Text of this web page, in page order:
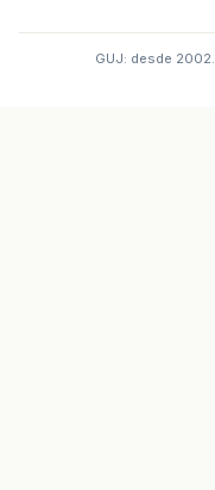
GUJ: desde 2002.